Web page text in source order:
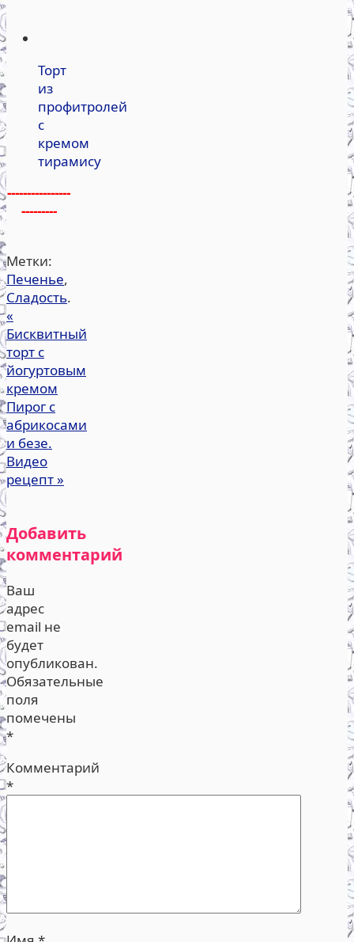
Торт
из
профитролей
с
кремом
тирамису
----------------
---------
Метки:
Печенье,
Сладость.
«
Бисквитный
торт с
йогуртовым
кремом
Пирог с
абрикосами
и безе.
Видео
рецепт»
Добавить
комментарий
Ваш
адрес
email не
будет
опубликован.
Обязательные
поля
помечены
*
Комментарий
*